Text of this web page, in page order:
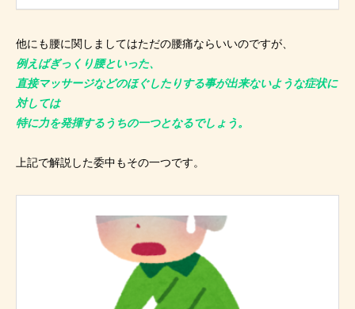
他にも腰に関しましてはただの腰痛ならいいのですが、
例えばぎっくり腰といった、
直接マッサージなどのほぐしたりする事が出来ないような症状に
対しては
特に力を発揮するうちの一つとなるでしょう。
上記で解説した委中もその一つです。